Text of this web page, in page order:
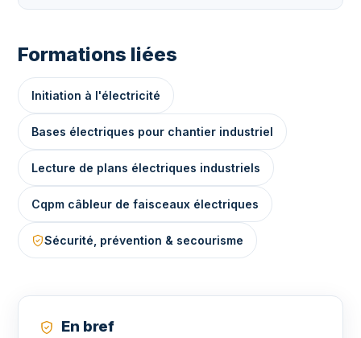
Formations liées
Initiation à l'électricité
Bases électriques pour chantier industriel
Lecture de plans électriques industriels
Cqpm câbleur de faisceaux électriques
Sécurité, prévention & secourisme
En bref